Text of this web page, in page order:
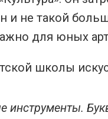
и не такой
для юных
школы